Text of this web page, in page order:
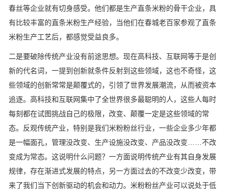
春丝等企业就有切身感受。他们都是生产直条米粉的骨干企业，具
有比较丰富的直条米粉生产经验，当他们在春城老百家参观了直条
米粉生产工艺后，都感觉受益良多。
二是要破除传统产业没有前途思想。现在高科技、互联网等于是创
新的代名词，一提到创新就条件反射到这些领域，这也不奇怪，这
些领域的创新常常是颠覆式的，引领了世界发展潮流，从而被资本
追逐。高科技和互联网集中了全世界很多最聪明的人，这些人每时
每刻都在试图挑战自己的极限，改变、颠覆一定是这些领域的常
态。反观传统产业，特别是我们米粉粉丝行业，一些企业多少年都
是一幅面孔，管理没改变、生产设施没改变、产品没改变……不改
变成为常态。这说明什么问题？一方面说明传统产业有其自身发展
规律，存在渐进式发展的特点，另一方面过去的不改变少改变，带
来了我们当下创新驱动的机会和动力。米粉粉丝产业可以说处于低